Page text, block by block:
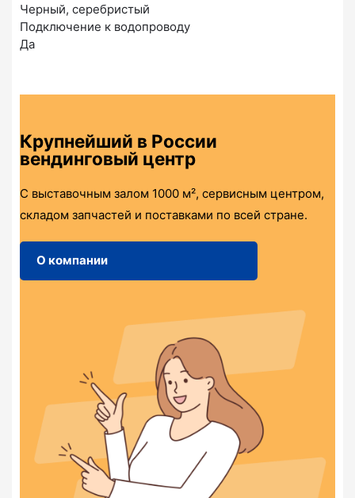
Черный, серебристый
Подключение к водопроводу
Да
Крупнейший в России
вендинговый центр
С выставочным залом 1000 м², сервисным центром,
складом запчастей и поставками по всей стране.
О компании